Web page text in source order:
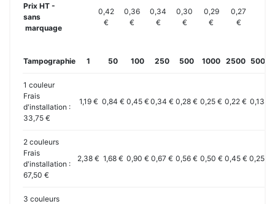
Prix HT -
sans
marquage
0,42
€
0,36
€
0,34
€
0,30
€
0,29
€
0,27
€
Tampographie 1 50 100 250 500 1000 2500 5000
1 couleur
Frais
d'installation :
33,75 €
1,19 € 0,84 € 0,45 € 0,34 € 0,28 € 0,25 € 0,22 € 0,13 €
2 couleurs
Frais
d'installation :
67,50 €
2,38 € 1,68 € 0,90 € 0,67 € 0,56 € 0,50 € 0,45 € 0,25 €
3 couleurs